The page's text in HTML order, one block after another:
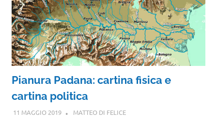
Pianura Padana: cartina fisica e
cartina politica
11 MAGGIO 2019 MATTEO DI FELICE